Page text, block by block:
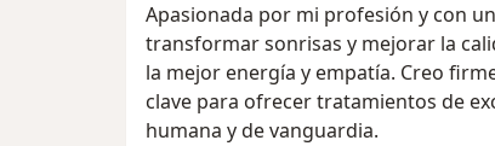
Apasionada por mi profesión y con
transformar sonrisas y mejorar la
la mejor energía y empatía. Creo
clave para ofrecer tratamientos de
humana y de vanguardia.